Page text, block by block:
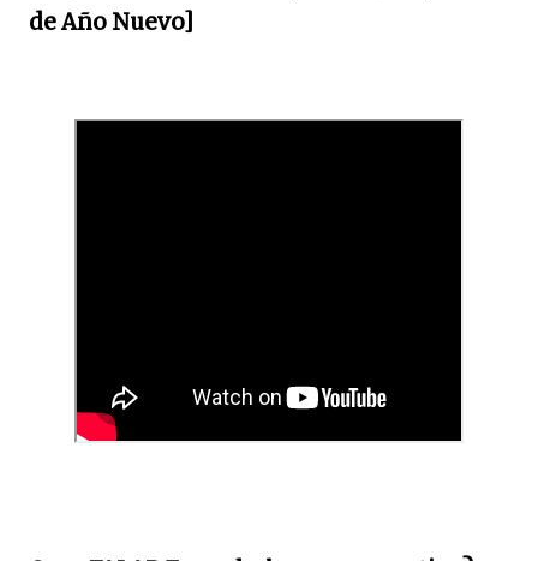
de Año Nuevo]